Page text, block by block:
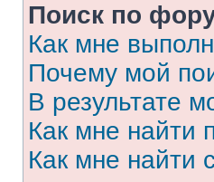
Поиск по
Как мне
Почему мой
В результате
Как мне найти
Как мне найти